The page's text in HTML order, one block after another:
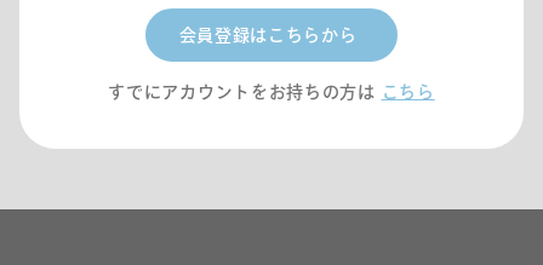
会員登録はこちらから
すでにアカウントをお持ちの方は こちら